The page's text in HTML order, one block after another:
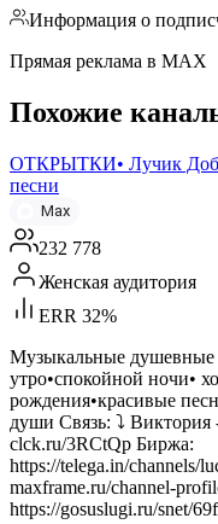
Информация о
Прямая реклама в MAX
Похожие
ОТКРЫТКИ• Лучик
песни
Max
232 778
Женская аудитория
ERR 32%
Музыкальные душевные
утро•спокойной ночи•
рождения•красивые
души Связь: ⤵️ Виктория
clck.ru/3RCtQp Биржа:
https://telega.in/channels/
maxframe.ru/channel-
https://gosuslugi.ru/snet/